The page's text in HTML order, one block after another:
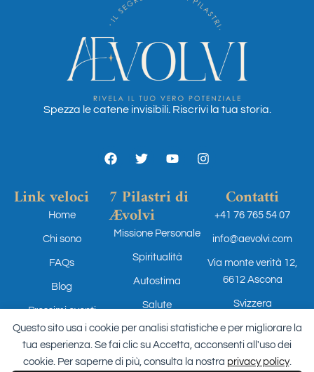
Questo sito usa i cookie per analisi statistiche e per migliorare la
tua esperienza. Se fai clic su Accetta, acconsenti all'uso dei
cookie. Per saperne di più, consulta la nostra privacy policy.
Spezza le catene invisibili. Riscrivi la tua storia.
Link veloci
Home
Chi sono
FAQs
Blog
Prossimi eventi
7 Pilastri di
Ævolvi
Missione Personale
Spiritualità
Autostima
Salute
Relazioni
Contatti
+41 76 765 54 07
info@aevolvi.com
Via monte verità 12,
6612 Ascona
Svizzera
Scopri i 7
pilastri